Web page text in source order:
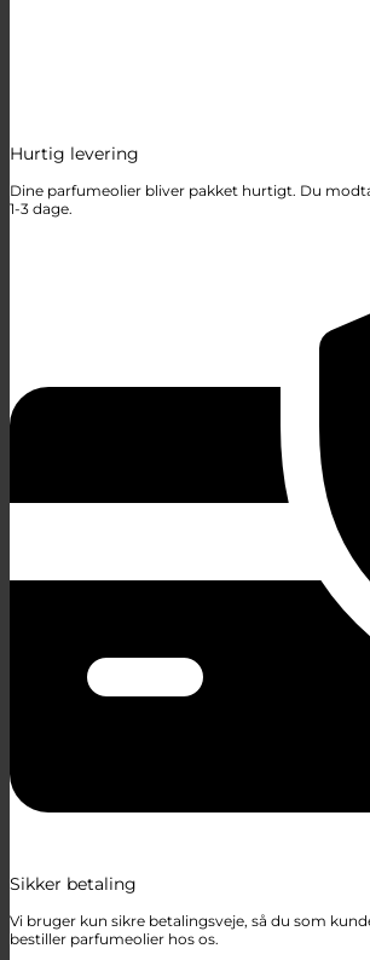
Hurtig levering
Dine parfumeolier bliver pakket hurtigt. Du
1-3 dage.
Sikker betaling
Vi bruger kun sikre betalingsveje, så du som
bestiller parfumeolier hos os.